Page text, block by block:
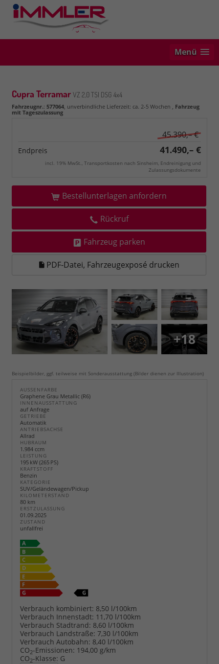
Menü
Cupra Terramar VZ 2,0 TSI DSG 4x4
Fahrzeugnr.: 577064, unverbindliche Lieferzeit: ca. 2-5 Wochen , Fahrzeug
mit Tageszulassung
45.390,– €
Endpreis 41.490,– €
incl. 19% MwSt., Transportkosten nach Sinsheim, Endreinigung und
Zulassungsdokumente
Bestellunterlagen anfordern
Rückruf
Fahrzeug parken
PDF-Datei, Fahrzeugexposé drucken
+18
Beispielbilder, ggf. teilweise mit Sonderausstattung (Bilder dienen zur Illustration)
AUSSENFARBE
Graphene Grau Metallic (R6)
INNENAUSSTATTUNG
auf Anfrage
GETRIEBE
Automatik
ANTRIEBSACHSE
Allrad
HUBRAUM
1.984 ccm
LEISTUNG
195 kW (265 PS)
KRAFTSTOFF
Benzin
KATEGORIE
SUV/Geländewagen/Pickup
KILOMETERSTAND
80 km
ERSTZULASSUNG
01.09.2025
ZUSTAND
unfallfrei
Verbrauch kombiniert: 8,50 l/100km
Verbrauch Innenstadt: 11,70 l/100km
Verbrauch Stadtrand: 8,60 l/100km
Verbrauch Landstraße: 7,30 l/100km
Verbrauch Autobahn: 8,40 l/100km
CO2-Emissionen: 194,00 g/km
CO2-Klasse: G